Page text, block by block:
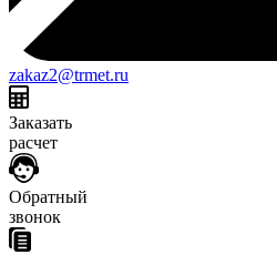
zakaz2@trmet.ru
Заказать
расчет
Обратный
звонок